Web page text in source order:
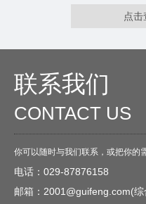
点击
联系我们
CONTACT US
你可以随时与我们联系，或把你的
电话：029-87876158
邮箱：2001@guifeng.com(综